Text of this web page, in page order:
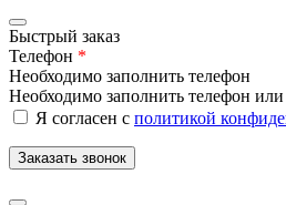
Быстрый заказ
Телефон *
Необходимо заполнить телефон
Необходимо заполнить телефон или
Я согласен с политикой
Заказать звонок